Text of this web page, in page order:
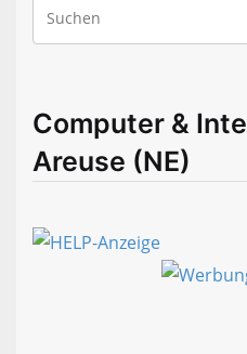
Computer &
Areuse (NE)